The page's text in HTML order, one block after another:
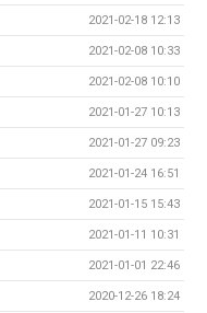
2021-02-18 12:13
2021-02-08 10:33
2021-02-08 10:10
2021-01-27 10:13
2021-01-27 09:23
2021-01-24 16:51
2021-01-15 15:43
2021-01-11 10:31
2021-01-01 22:46
2020-12-26 18:24